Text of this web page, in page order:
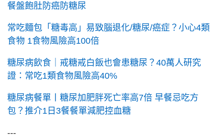
餐盤飽肚防癌防糖尿
常吃麵包「糖毒高」易致腦退化/糖尿/癌症？小心4類
食物 1食物風險高100倍
糖尿病飲食｜戒糖戒白飯也會患糖尿？40萬人研究
證：常吃1類食物風險高40%
糖尿病餐單丨糖尿加肥胖死亡率高7倍 早餐忌吃方
包？推介1日3餐餐單減肥控血糖
---